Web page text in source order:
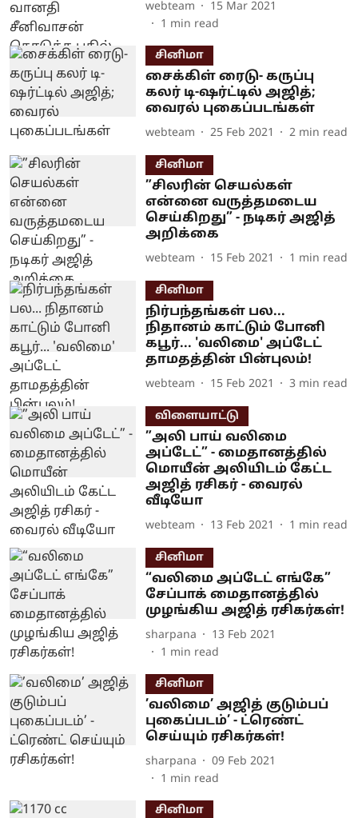
webteam
15 Mar 2021
1 min read
சினிமா
சைக்கிள் ரைடு- கருப்பு
கலர் டி-ஷர்ட்டில் அஜித்;
வைரல் புகைப்படங்கள்
webteam 25 Feb 2021 2 min read
சினிமா
”சிலரின் செயல்கள்
என்னை வருத்தமடைய
செய்கிறது” - நடிகர் அஜித்
அறிக்கை
webteam 15 Feb 2021 1 min read
சினிமா
நிர்பந்தங்கள் பல...
நிதானம் காட்டும் போனி
கபூர்... 'வலிமை' அப்டேட்
தாமதத்தின் பின்புலம்!
webteam 15 Feb 2021 3 min read
விளையாட்டு
”அலி பாய் வலிமை
அப்டேட்” - மைதானத்தில்
மொயீன் அலியிடம் கேட்ட
அஜித் ரசிகர் - வைரல்
வீடியோ
webteam 13 Feb 2021 1 min read
சினிமா
“வலிமை அப்டேட் எங்கே”
சேப்பாக் மைதானத்தில்
முழங்கிய அஜித் ரசிகர்கள்!
sharpana
13 Feb 2021
1 min read
சினிமா
’வலிமை’ அஜித் குடும்பப்
புகைப்படம்’ - ட்ரெண்ட்
செய்யும் ரசிகர்கள்!
sharpana
09 Feb 2021
1 min read
சினிமா